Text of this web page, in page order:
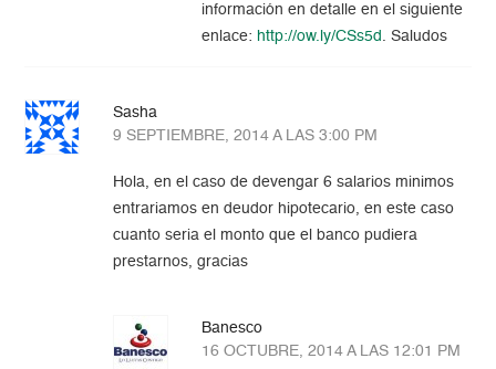
información en detalle en el siguiente
enlace: http://ow.ly/CSs5d . Saludos
Sasha
9 SEPTIEMBRE, 2014 A LAS 3:00 PM
Hola, en el caso de devengar 6 salarios minimos
entrariamos en deudor hipotecario, en este caso
cuanto seria el monto que el banco pudiera
prestarnos, gracias
Banesco
16 OCTUBRE, 2014 A LAS 12:01 PM